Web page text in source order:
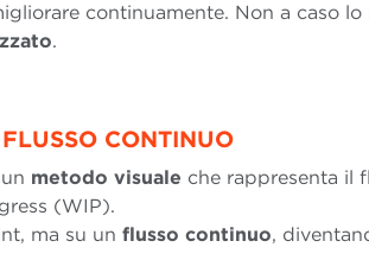
continuamente. Non a caso lo
.
CONTINUO
metodo visuale che rappresenta il
(WIP).
ma su un flusso continuo,